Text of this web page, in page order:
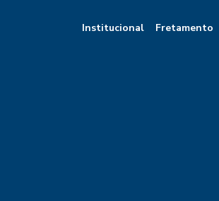
Institucional Fretamento